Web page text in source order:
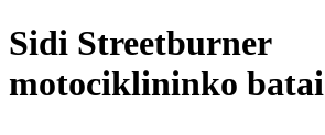
Sidi Streetburner
motociklininko batai